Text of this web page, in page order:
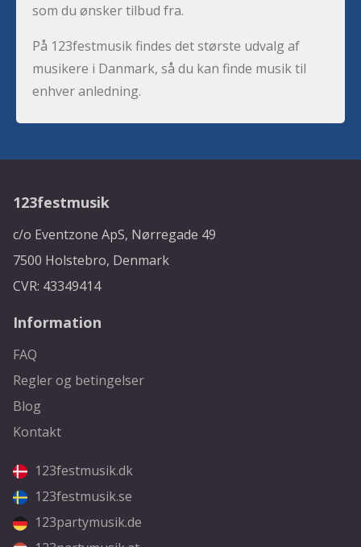
som du ønsker tilbud fra.
På 123festmusik findes det største udvalg af
musikere i Danmark, så du kan finde musik til
enhver anledning.
123festmusik
c/o Eventzone ApS, Nørregade 49
7500 Holstebro, Denmark
CVR: 43349414
Information
FAQ
Regler og betingelser
Blog
Kontakt
123festmusik.dk
123festmusik.se
123partymusik.de